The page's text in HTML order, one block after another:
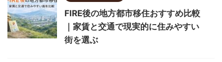
FIRE後の地方都市移住おすすめ比較
｜家賃と交通で現実的に住みやすい
街を選ぶ